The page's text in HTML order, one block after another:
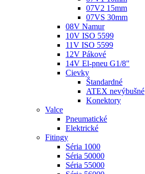
07V2 15mm
07VS 30mm
08V Namur
10V ISO 5599
11V ISO 5599
12V Pákové
14V El-pneu G1/8"
Cievky
Štandardné
ATEX nevýbušné
Konektory
Valce
Pneumatické
Elektrické
Fitingy
Séria 1000
Séria 50000
Séria 55000